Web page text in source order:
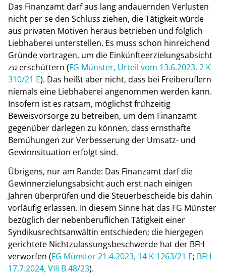
Das Finanzamt darf aus lang andauernden Verlusten
nicht per se den Schluss ziehen, die Tätigkeit würde
aus privaten Motiven heraus betrieben und folglich
Liebhaberei unterstellen. Es muss schon hinreichend
Gründe vortragen, um die Einkünfteerzielungsabsicht
zu erschüttern (FG Münster, Urteil vom 13.6.2023, 2 K
310/21 E). Das heißt aber nicht, dass bei Freiberuflern
niemals eine Liebhaberei angenommen werden kann.
Insofern ist es ratsam, möglichst frühzeitig
Beweisvorsorge zu betreiben, um dem Finanzamt
gegenüber darlegen zu können, dass ernsthafte
Bemühungen zur Verbesserung der Umsatz- und
Gewinnsituation erfolgt sind.
Übrigens, nur am Rande: Das Finanzamt darf die
Gewinnerzielungsabsicht auch erst nach einigen
Jahren überprüfen und die Steuerbescheide bis dahin
vorläufig erlassen. In diesem Sinne hat das FG Münster
bezüglich der nebenberuflichen Tätigkeit einer
Syndikusrechtsanwältin entschieden; die hiergegen
gerichtete Nichtzulassungsbeschwerde hat der BFH
verworfen (FG Münster 21.4.2023, 14 K 1263/21 E; BFH
17.7.2024, VIII B 48/23).